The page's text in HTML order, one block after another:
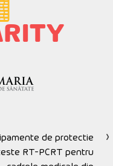
de protectie
RT-PCRT pentru